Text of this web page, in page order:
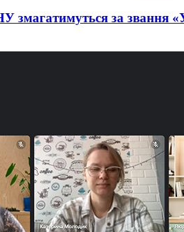
змагатимуться за звання